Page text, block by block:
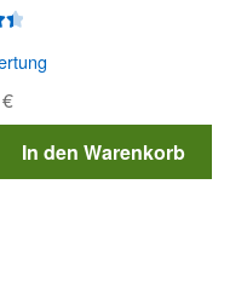
€
In den Warenkorb